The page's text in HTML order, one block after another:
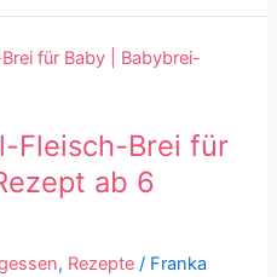
Fleisch-Brei für
ab 6
, Rezepte / Franka